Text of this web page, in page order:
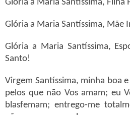
Glória a Maria Santíssima, Filha
Glória a Maria Santíssima, Mãe
Glória a Maria Santíssima,
Santo!
Virgem Santíssima, minha boa
pelos que não Vos amam; eu
blasfemam; entrego-me